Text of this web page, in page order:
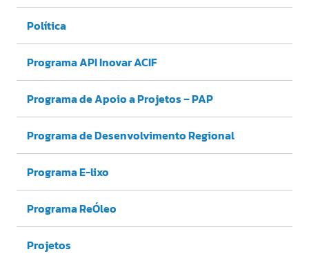
Política
Programa API Inovar ACIF
Programa de Apoio a Projetos – PAP
Programa de Desenvolvimento Regional
Programa E-lixo
Programa ReÓleo
Projetos